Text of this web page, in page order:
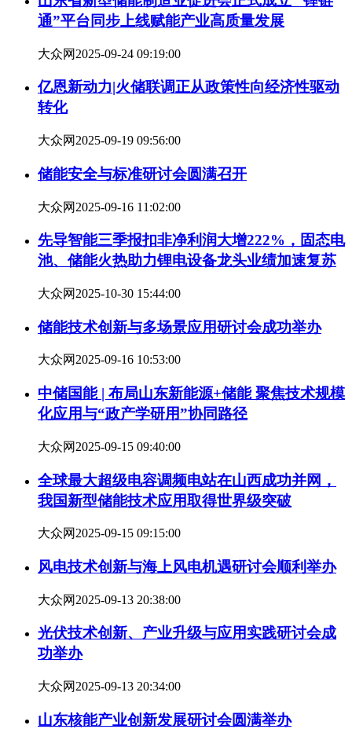
通”平台同步上线赋能产业高质量发展
大众网 2025-09-24 09:19:00
亿恩新动力|火储联调正从政策性向经济性驱动
转化
大众网 2025-09-19 09:56:00
储能安全与标准研讨会圆满召开
大众网 2025-09-16 11:02:00
先导智能三季报扣非净利润大增222%，固态电
池、储能火热助力锂电设备龙头业绩加速复苏
大众网 2025-10-30 15:44:00
储能技术创新与多场景应用研讨会成功举办
大众网 2025-09-16 10:53:00
中储国能 | 布局山东新能源+储能 聚焦技术规模
化应用与“政产学研用”协同路径
大众网 2025-09-15 09:40:00
全球最大超级电容调频电站在山西成功并网，
我国新型储能技术应用取得世界级突破
大众网 2025-09-15 09:15:00
风电技术创新与海上风电机遇研讨会顺利举办
大众网 2025-09-13 20:38:00
光伏技术创新、产业升级与应用实践研讨会成
功举办
大众网 2025-09-13 20:34:00
山东核能产业创新发展研讨会圆满举办